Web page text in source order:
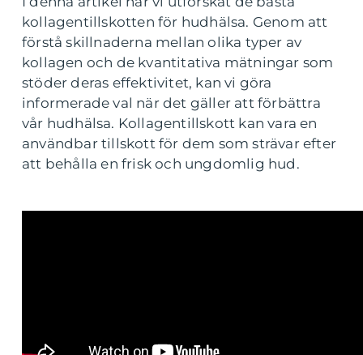
kollagentillskotten för hudhälsa. Genom att
förstå skillnaderna mellan olika typer av
kollagen och de kvantitativa mätningar som
stöder deras effektivitet, kan vi göra
informerade val när det gäller att förbättra
vår hudhälsa. Kollagentillskott kan vara en
användbar tillskott för dem som strävar efter
att behålla en frisk och ungdomlig hud.